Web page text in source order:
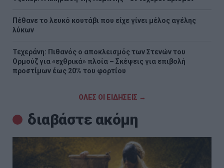
Πέθανε το λευκό κουτάβι που είχε γίνει μέλος αγέλης
λύκων
Τεχεράνη: Πιθανός ο αποκλεισμός των Στενών του
Ορμούζ για «εχθρικά» πλοία – Σκέψεις για επιβολή
προστίμων έως 20% του φορτίου
ΟΛΕΣ ΟΙ ΕΙΔΗΣΕΙΣ →
διαβάστε ακόμη